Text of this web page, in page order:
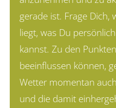
gerade ist. Frage Dich,
liegt, was Du
kannst. Zu den
beeinflussen können,
Wetter momentan
und die damit